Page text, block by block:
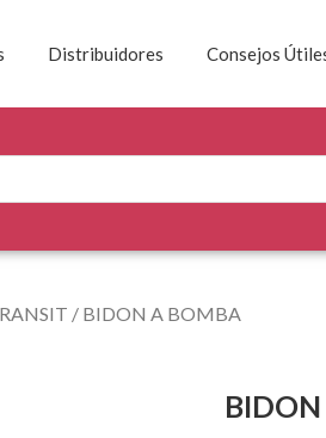
Distribuidores Consejos
/ BIDON A BOMBA